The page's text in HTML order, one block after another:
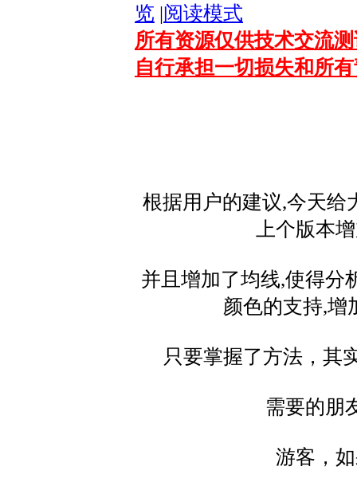
览 |阅读模式
所有资源仅供技术交流
自行承担一切损失和所
根据用户的建议,今天给
上个版本
并且增加了均线,使得分
颜色的支持,增
只要掌握了方法，其
需要的朋
游客，